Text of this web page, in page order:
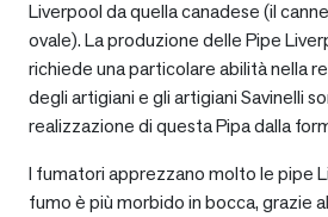
Liverpool da quella canadese (il
ovale). La produzione delle Pipe
richiede una particolare abilità nella
degli artigiani e gli artigiani Savinelli
realizzazione di questa Pipa dalla
I fumatori apprezzano molto le pipe
fumo è più morbido in bocca, grazie